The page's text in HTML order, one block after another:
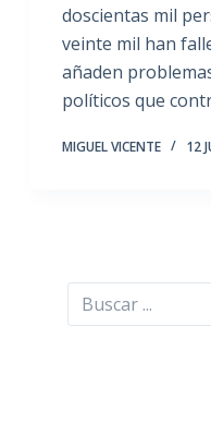
doscientas mil
veinte mil han
añaden
políticos que
MIGUEL VICENTE 12
Buscar